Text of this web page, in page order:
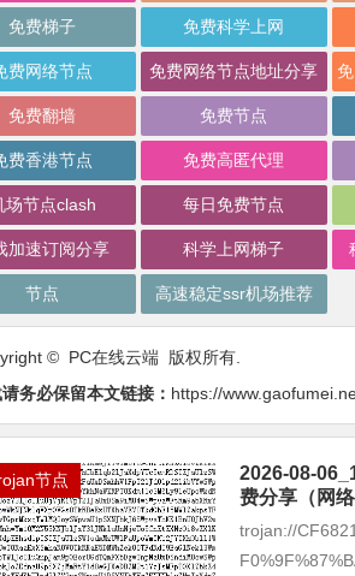
免费梯子 免费科学上网
费网络节点 免费网络节点地址分享
免费翻墙 免费节点
费香港节点 免费高匿代理
场节点clash 每日免费节点
加速订阅分享 科学上网梯子
节点 高速稳定ssr机场推荐
© PC在线云端 版权所有.
务必保留本文链接： https://
节点
2026-08-
费分享（网
trojan://